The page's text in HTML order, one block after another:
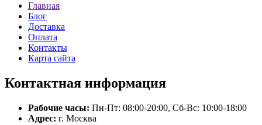
Главная
Блог
Доставка
Оплата
Контакты
Карта сайта
Контактная информация
Рабочие часы: Пн-Пт: 08:00-20:00, Сб-Вс: 10:00-18:00
Адрес: г. Москва